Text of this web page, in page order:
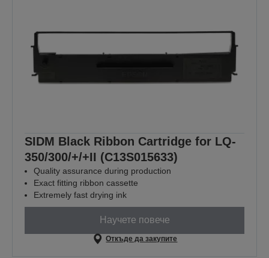
SIDM Black Ribbon Cartridge for LQ-
350/300/+/+II (C13S015633)
Quality assurance during production
Exact fitting ribbon cassette
Extremely fast drying ink
Научете повече
Откъде да закупите